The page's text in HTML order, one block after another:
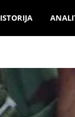
ISTORIJA